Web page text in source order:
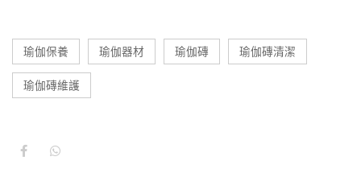
瑜伽保養 瑜伽器材 瑜伽磚 瑜伽磚清潔
瑜伽磚維護